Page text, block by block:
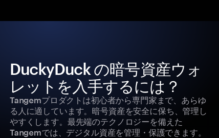
DuckyDuck の暗号資産ウォ
レットを入手するには？
Tangemプロダクトは初心者から専門家まで、あらゆ
る人に適しています。暗号資産を安全に保ち、管理し
やすくします。最先端のテクノロジーを備えた
Tangemでは、デジタル資産を管理・保護できます。